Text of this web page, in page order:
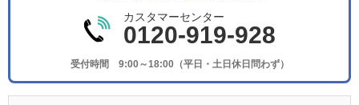
カスタマーセンター
0120-919-928
受付時間 9:00～18:00（平日・土日休日問わず）